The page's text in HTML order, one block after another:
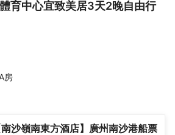
育中心宜致美居3天2晚自由行
房
南沙嶺南東方酒店】廣州南沙港船票